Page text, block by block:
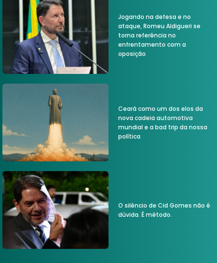
Jogando na defesa e no
ataque, Romeu Aldigueri se
torna referência no
enfrentamento com a
oposição
Ceará como um dos elos da
nova cadeia automotiva
mundial e a bad trip da nossa
política
O silêncio de Cid Gomes não é
dúvida. É método.